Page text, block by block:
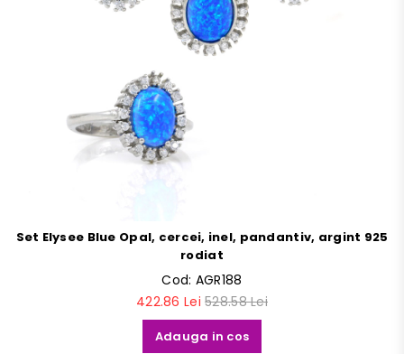
Set Elysee Blue Opal, cercei, inel, pandantiv, argint 925
rodiat
Cod: AGR188
422.86 Lei528.58 Lei
Adauga in cos